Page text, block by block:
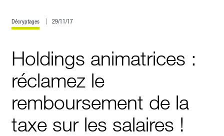
Décryptages 29/11/17
Holdings animatrices :
réclamez le
remboursement de la
taxe sur les salaires !